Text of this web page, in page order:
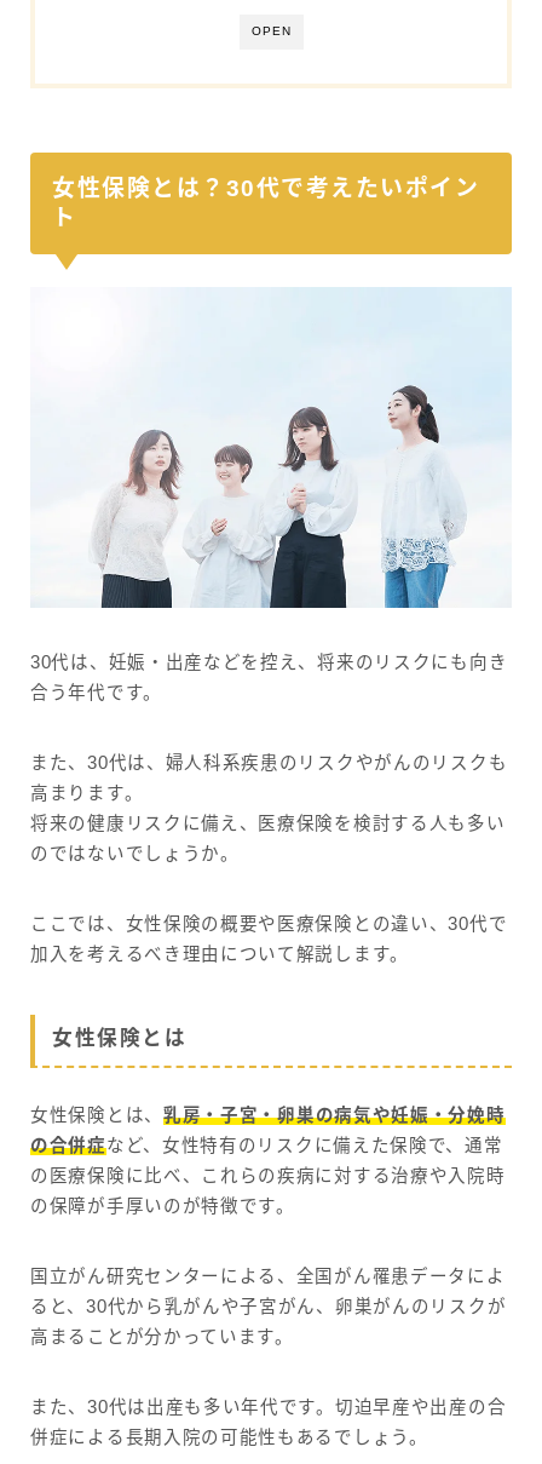
OPEN
女性保険とは？30代で考えたいポイン
ト
30代は、妊娠・出産などを控え、将来のリスクにも向き
合う年代です。
また、30代は、婦人科系疾患のリスクやがんのリスクも
高まります。
将来の健康リスクに備え、医療保険を検討する人も多い
のではないでしょうか。
ここでは、女性保険の概要や医療保険との違い、30代で
加入を考えるべき理由について解説します。
女性保険とは
女性保険とは、 乳房・子宮・卵巣の病気や妊娠・分娩時
の合併症など、女性特有のリスクに備えた保険で、通常
の医療保険に比べ、これらの疾病に対する治療や入院時
の保障が手厚いのが特徴です。
国立がん研究センターによる、全国がん罹患データによ
ると、30代から乳がんや子宮がん、卵巣がんのリスクが
高まることが分かっています。
また、30代は出産も多い年代です。切迫早産や出産の合
併症による長期入院の可能性もあるでしょう。